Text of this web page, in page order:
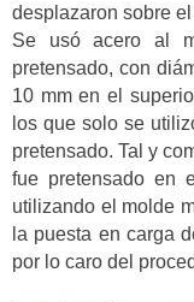
desplazaron sobre
Se usó acero al
pretensado, con
10 mm en el
los que solo se
pretensado. Tal y
fue pretensado en
utilizando el molde
la puesta en carga
por lo caro del